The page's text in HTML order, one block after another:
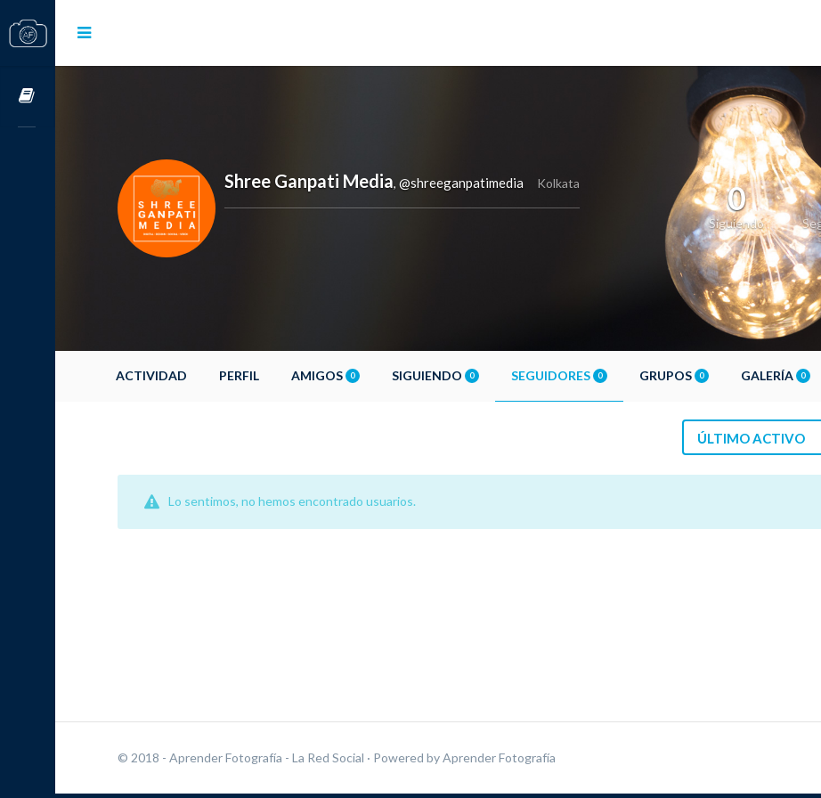
Shree Ganpati Media, @shreeganpatimedia Kolkata 0
Siguiendo
ACTIVIDAD PERFIL AMIGOS 0 SIGUIENDO 0 SEGUIDORES 0 GRUPOS 0 GALERÍA 0
ÚLTIMO ACTIVO
Lo sentimos, no hemos encontrado usuarios.
© 2018 - Aprender Fotografía - La Red Social · Powered byAprender Fotografía